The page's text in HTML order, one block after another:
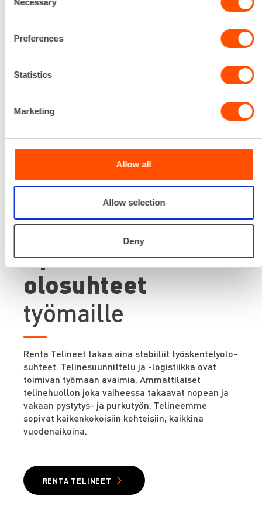
Selection
Preferences
Statistics
Marketing
Allow all
Allow selection
Deny
LOPPUUN
Optimoi
olosuhteet
työmaille
Renta Telineet takaa aina stabiiliit työskentelyolo-
suhteet. Telinesuunnittelu ja -logistiikka ovat
toimivan työmaan avaimia. Ammattilaiset
telinehuollon joka vaiheessa takaavat nopean ja
vakaan pystytys- ja purkutyön. Telineemme
sopivat kaikenkokoisiin kohteisiin, kaikkina
vuodenaikoina.
RENTA TELINEET